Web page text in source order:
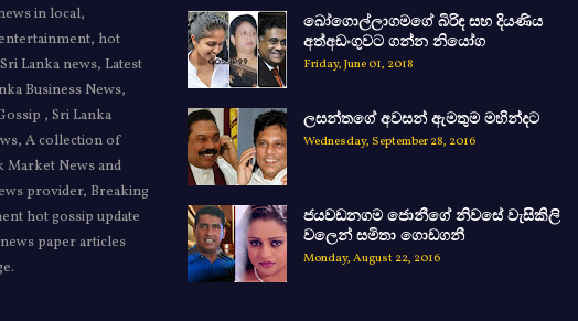
in local,
hot
Lanka news, Latest
Business News,
, Sri Lanka
A collection of
Market News and
provider, Breaking
hot gossip update
paper articles
බෝගොල්ලාගමගේ බිරිඳ සහ දියණිය
අත්අඩංගුවට ගන්න නියෝග
Friday, June 01, 2018
ලසන්තගේ අවසන් ඇමතුම මහින්දට
Wednesday, September 28, 2016
ජයවඩනගම ජොනීගේ නිවසේ වැසිකිලි
වලෙන් සමිතා ගොඩගනී
Monday, August 22, 2016